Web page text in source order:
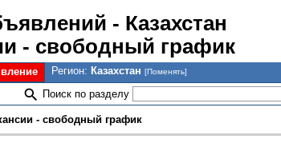
- Казахстан
- свободный график
Регион: Казахстан [Поменять]
Поиск по разделу
- свободный график